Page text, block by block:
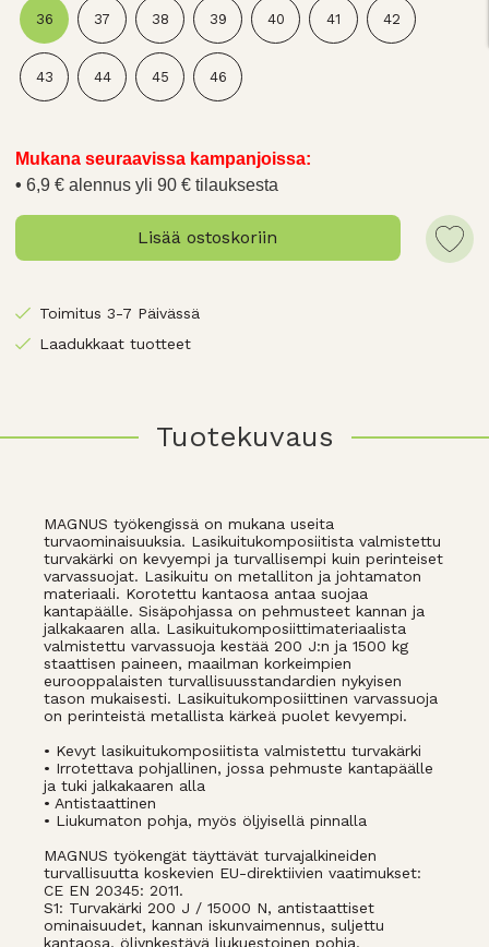
36 37 38 39 40 41 42
43 44 45 46
Mukana seuraavissa kampanjoissa:
6,9 € alennus yli 90 € tilauksesta
Lisää ostoskoriin
Toimitus 3-7 Päivässä
Laadukkaat tuotteet
Tuotekuvaus
MAGNUS työkengissä on mukana useita
turvaominaisuuksia. Lasikuitukomposiitista valmistettu
turvakärki on kevyempi ja turvallisempi kuin perinteiset
varvassuojat. Lasikuitu on metalliton ja johtamaton
materiaali. Korotettu kantaosa antaa suojaa
kantapäälle. Sisäpohjassa on pehmusteet kannan ja
jalkakaaren alla. Lasikuitukomposiittimateriaalista
valmistettu varvassuoja kestää 200 J:n ja 1500 kg
staattisen paineen, maailman korkeimpien
eurooppalaisten turvallisuusstandardien nykyisen
tason mukaisesti. Lasikuitukomposiittinen varvassuoja
on perinteistä metallista kärkeä puolet kevyempi.
• Kevyt lasikuitukomposiitista valmistettu turvakärki
• Irrotettava pohjallinen, jossa pehmuste kantapäälle
ja tuki jalkakaaren alla
• Antistaattinen
• Liukumaton pohja, myös öljyisellä pinnalla
MAGNUS työkengät täyttävät turvajalkineiden
turvallisuutta koskevien EU-direktiivien vaatimukset:
CE EN 20345: 2011.
S1: Turvakärki 200 J / 15000 N, antistaattiset
ominaisuudet, kannan iskunvaimennus, suljettu
kantaosa, öljynkestävä liukuestoinen pohja.